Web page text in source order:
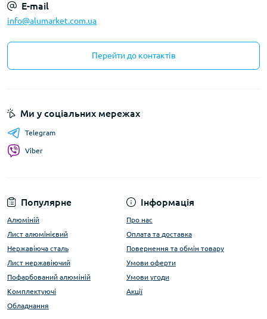
E-mail
info@alumarket.com.ua
Перейти до контактів
Популярне
Алюміній
Лист алюмінієвий
Нержавіюча сталь
Лист нержавіючий
Пофарбований алюміній
Комплектуючі
Обладнання
Інформація
Про нас
Оплата та доставка
Повернення та обмін товару
Умови оферти
Умови угоди
Акції
Ми у соціальних мережах
Telegram
Viber